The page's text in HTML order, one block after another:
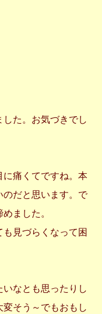
た。お気づきでし
痛くてですね。本
だと思います。で
ました。
見づらくなって困
なとも思ったりし
そう～でもおもし